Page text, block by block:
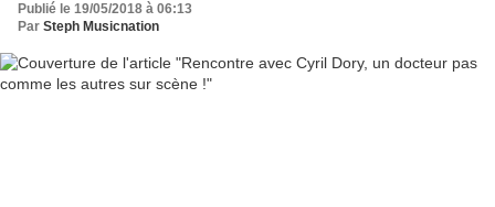
Publié le 19/05/2018 à 06:13
Par Steph Musicnation